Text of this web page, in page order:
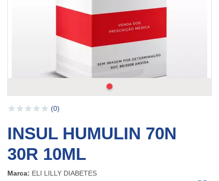
(0)
INSUL HUMULIN 70N
30R 10ML
Marca: ELI LILLY DIABETES